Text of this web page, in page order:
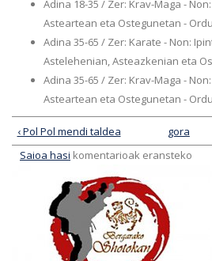
Adina 18-35 / Zer: Krav-Maga -
Asteartean eta Ostegunetan -
Adina 35-65 / Zer: Karate - Non:
Astelehenian, Asteazkenian eta
Adina 35-65 / Zer: Krav-Maga -
Asteartean eta Ostegunetan -
‹ Pol Pol mendi taldea gora
Saioa hasi komentarioak eransteko